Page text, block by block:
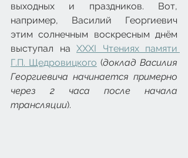
выходных и праздников. Вот,
например, Василий Георгиевич
этим солнечным воскресным днём
выступал на XXXI Чтениях памяти
Г.П. Щедровицкого (доклад Василия
Георгиевича начинается примерно
через 2 часа после начала
трансляции).